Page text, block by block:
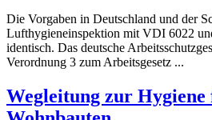
Die Vorgaben in Deutschland und der
Lufthygieneinspektion mit VDI 6022
identisch. Das deutsche
Verordnung 3 zum Arbeitsgesetz ...
Wegleitung zur Hygiene